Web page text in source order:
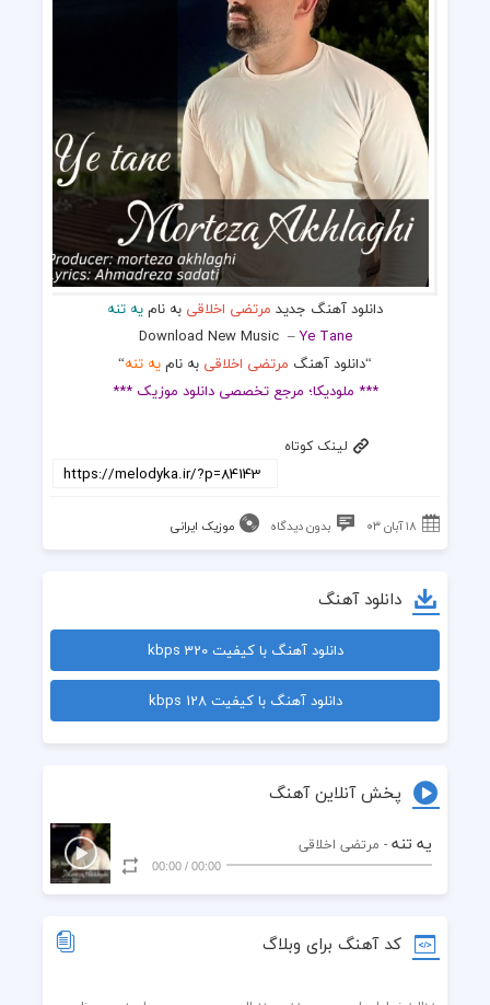
دانلود آهنگ جدید مرتضی اخلاقی به نامیه تنه
Download New Music –Ye Tane
“دانلود آهنگ مرتضی اخلاقی به نامیه تنه“
*** ملودیکا؛ مرجع تخصصی دانلود موزیک ***
لینک کوتاه
۱۸ آبان ۰۳ بدون دیدگاه موزیک ایرانی
دانلود آهنگ
دانلود آهنگ با کیفیت 320 kbps
دانلود آهنگ با کیفیت 128 kbps
پخش آنلاین آهنگ
یه تنه - مرتضی اخلاقی
00:00
/
00:00
کد آهنگ برای وبلاگ